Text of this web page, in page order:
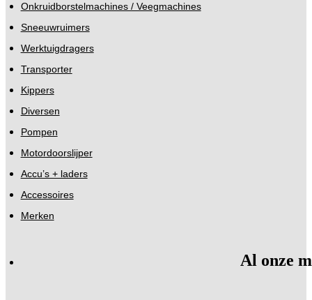
Onkruidborstelmachines / Veegmachines
Sneeuwruimers
Werktuigdragers
Transporter
Kippers
Diversen
Pompen
Motordoorslijper
Accu’s + laders
Accessoires
Merken
Al onze